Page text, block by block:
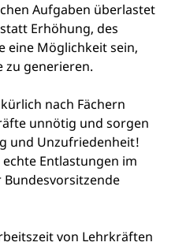
Aufgaben überlastet
Erhöhung, des
eine Möglichkeit sein,
generieren.
nach Fächern
unnötig und sorgen
und Unzufriedenheit!
Entlastungen im
von Lehrkräften